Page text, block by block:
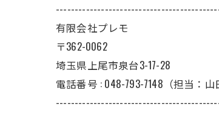
有限会社プレモ
〒362-0062
埼玉県上尾市泉台3-17-28
電話番号 : 048-793-7148（担当：山